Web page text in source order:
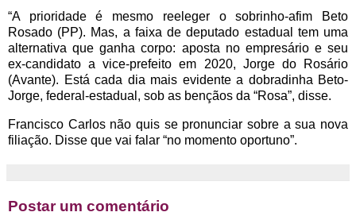
“A prioridade é mesmo reeleger o sobrinho-afim Beto
Rosado (PP). Mas, a faixa de deputado estadual tem uma
alternativa que ganha corpo: aposta no empresário e seu
ex-candidato a vice-prefeito em 2020, Jorge do Rosário
(Avante). Está cada dia mais evidente a dobradinha Beto-
Jorge, federal-estadual, sob as bençãos da “Rosa”, disse.
Francisco Carlos não quis se pronunciar sobre a sua nova
filiação. Disse que vai falar “no momento oportuno”.
Postar um comentário